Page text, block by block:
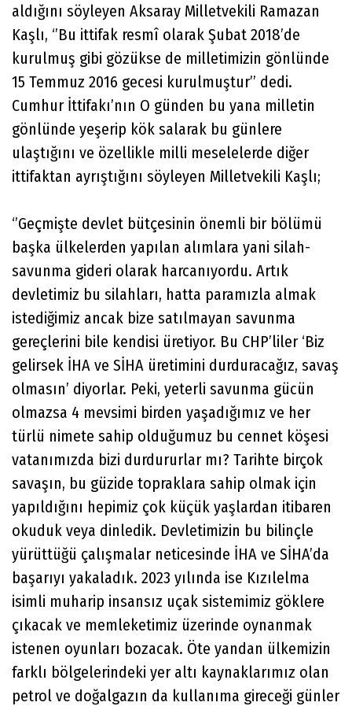
aldığını söyleyen Aksaray Milletvekili Ramazan
Kaşlı, ‘’Bu ittifak resmî olarak Şubat 2018’de
kurulmuş gibi gözükse de milletimizin gönlünde
15 Temmuz 2016 gecesi kurulmuştur’’ dedi.
Cumhur İttifakı’nın O günden bu yana milletin
gönlünde yeşerip kök salarak bu günlere
ulaştığını ve özellikle milli meselelerde diğer
ittifaktan ayrıştığını söyleyen Milletvekili Kaşlı;
‘’Geçmişte devlet bütçesinin önemli bir bölümü
başka ülkelerden yapılan alımlara yani silah-
savunma gideri olarak harcanıyordu. Artık
devletimiz bu silahları, hatta paramızla almak
istediğimiz ancak bize satılmayan savunma
gereçlerini bile kendisi üretiyor. Bu CHP’liler ‘Biz
gelirsek İHA ve SİHA üretimini durduracağız, savaş
olmasın’ diyorlar. Peki, yeterli savunma gücün
olmazsa 4 mevsimi birden yaşadığımız ve her
türlü nimete sahip olduğumuz bu cennet köşesi
vatanımızda bizi durdururlar mı? Tarihte birçok
savaşın, bu güzide topraklara sahip olmak için
yapıldığını hepimiz çok küçük yaşlardan itibaren
okuduk veya dinledik. Devletimizin bu bilinçle
yürüttüğü çalışmalar neticesinde İHA ve SİHA’da
başarıyı yakaladık. 2023 yılında ise Kızılelma
isimli muharip insansız uçak sistemimiz göklere
çıkacak ve memleketimiz üzerinde oynanmak
istenen oyunları bozacak. Öte yandan ülkemizin
farklı bölgelerindeki yer altı kaynaklarımız olan
petrol ve doğalgazın da kullanıma gireceği günler